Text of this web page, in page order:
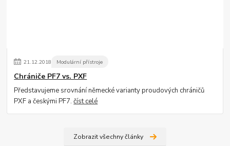
21.12.2018 Modulární přístroje
Chrániče PF7 vs. PXF
Představujeme srovnání německé varianty proudových chráničů
PXF a českými PF7.číst celé
Zobrazit všechny články